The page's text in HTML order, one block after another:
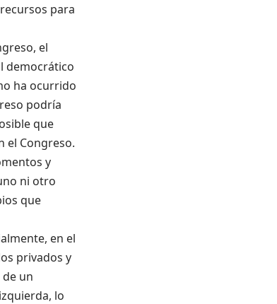
para
el
democrático
ha ocurrido
podría
que
el Congreso.
y
ni otro
que
en el
privados y
un
lo